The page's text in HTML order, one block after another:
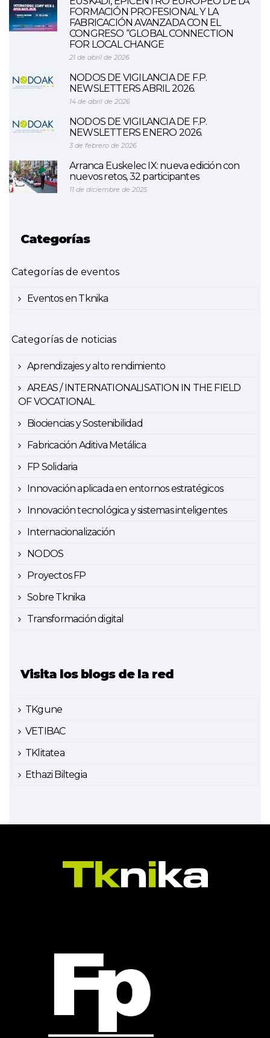
FORMACIÓN PROFESIONAL Y LA
FABRICACIÓN AVANZADA CON EL
CONGRESO “GLOBAL CONNECTION
FOR LOCAL CHANGE
21 de abril de 2026
NODOS DE VIGILANCIA DE F.P.
NEWSLETTERS ABRIL 2026.
14 de abril de 2026
NODOS DE VIGILANCIA DE F.P.
NEWSLETTERS ENERO 2026.
3 de febrero de 2026
Arranca Euskelec IX: nueva edición con
nuevos retos, 32 participantes
11 de diciembre de 2025
Categorías
Categorías de eventos
Eventos en Tknika
Categorías de noticias
Aprendizajes y alto rendimiento
AREAS / INTERNATIONALISATION IN THE FIELD
OF VOCATIONAL
Biociencias y Sostenibilidad
Fabricación Aditiva Metálica
FP Solidaria
Innovación aplicada en entornos estratégicos
Innovación tecnológica y sistemas inteligentes
Internacionalización
NODOS
Proyectos FP
Sobre Tknika
Transformación digital
Visita los blogs de la red
TKgune
VETIBAC
TKlitatea
Ethazi Biltegia